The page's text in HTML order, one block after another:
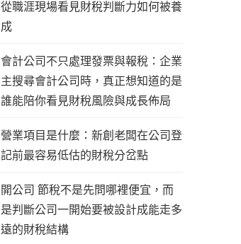
從職涯現場看見財稅判斷力如何被養
成
會計公司不只處理發票與報稅：企業
主搜尋會計公司時，真正想知道的是
誰能陪你看見財稅風險與成長佈局
營業項目是什麼：新創老闆在公司登
記前最容易低估的財稅分岔點
開公司 節稅不是先問哪裡便宜，而
是判斷公司一開始要被設計成能走多
遠的財稅結構